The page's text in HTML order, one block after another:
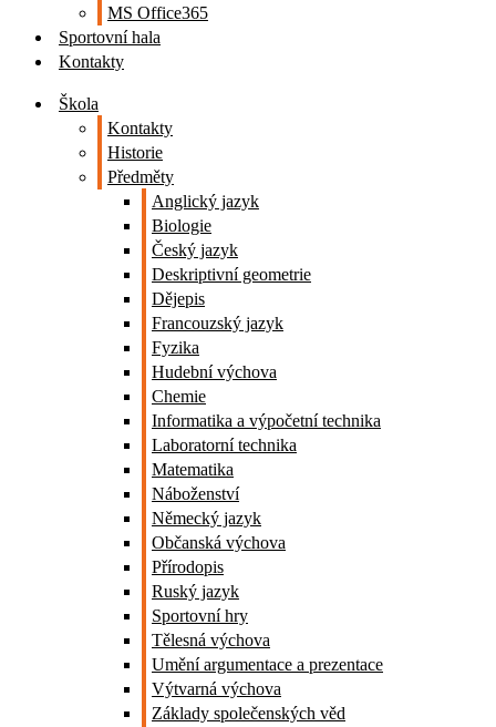
MS Office365
Sportovní hala
Kontakty
Škola
Kontakty
Historie
Předměty
Anglický jazyk
Biologie
Český jazyk
Deskriptivní geometrie
Dějepis
Francouzský jazyk
Fyzika
Hudební výchova
Chemie
Informatika a výpočetní technika
Laboratorní technika
Matematika
Náboženství
Německý jazyk
Občanská výchova
Přírodopis
Ruský jazyk
Sportovní hry
Tělesná výchova
Umění argumentace a prezentace
Výtvarná výchova
Základy společenských věd